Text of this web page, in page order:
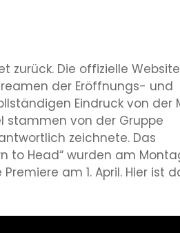
zurück. Die offizielle
der Eröffnungs- und
Eindruck von der
stammen von der Gruppe
zeichnete. Das
to Head“ wurden am
am 1. April. Hier ist